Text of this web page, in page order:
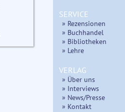
SERVICE
» Rezensionen
» Buchhandel
» Bibliotheken
» Lehre
VERLAG
» Über uns
» Interviews
» News/Presse
» Kontakt